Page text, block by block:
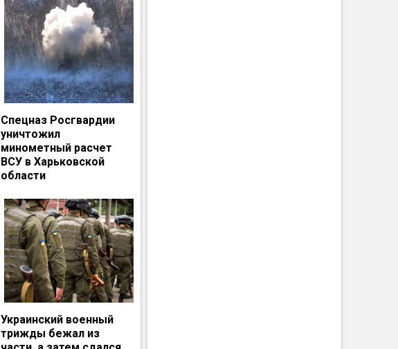
Спецназ Росгвардии
уничтожил
минометный расчет
ВСУ в Харьковской
области
Украинский военный
трижды бежал из